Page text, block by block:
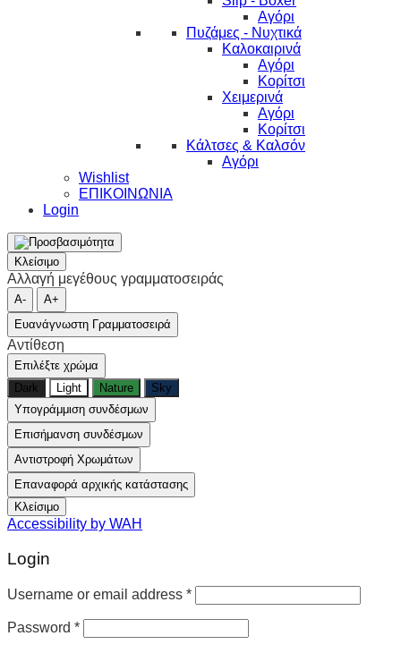
Αγόρι
Πυζάμες - Νυχτικά
Καλοκαιρινά
Αγόρι
Κορίτσι
Χειμερινά
Αγόρι
Κορίτσι
Κάλτσες & Καλσόν
Αγόρι
Wishlist
ΕΠΙΚΟΙΝΩΝΙΑ
Login
Κλείσιμο
Αλλαγή μεγέθους γραμματοσειράς
A-
A+
Ευανάγνωστη Γραμματοσειρά
Αντίθεση
Επιλέξτε χρώμα
Dark
Light Nature
Sky
Υπογράμμιση συνδέσμων
Επισήμανση συνδέσμων
Αντιστροφή Χρωμάτων
Επαναφορά αρχικής κατάστασης
Κλείσιμο
Accessibility by WAH
Login
Username or email address *
Password *